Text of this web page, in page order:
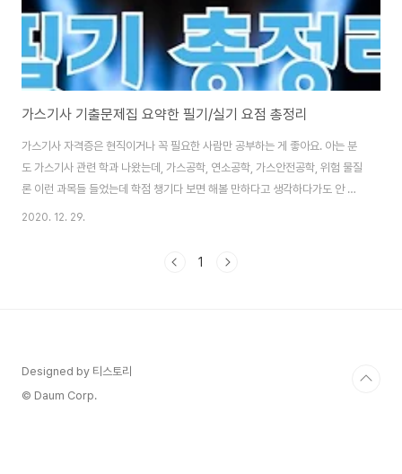
가스기사 기출문제집 요약한 필기/실기 요점 총정리
가스기사 자격증은 현직이거나 꼭 필요한 사람만 공부하는 게 좋아요. 아는 분
도 가스기사 관련 학과 나왔는데, 가스공학, 연소공학, 가스안전공학, 위험 물질
론 이런 과목들 들었는데 학점 챙기다 보면 해볼 만하다고 생각하다가도 안 하
게 된답니다. 가스기사가 화학쪽 자격증이라 물리 쪽에 비하면 정말 쉽게 느껴
문제는 그런 공식 외워서 써먹기가 아닙니다. 법 조항이 너무 많아요. 얼마나 많
2020. 12. 29.
1
Designed by 티스토리
© Daum Corp.